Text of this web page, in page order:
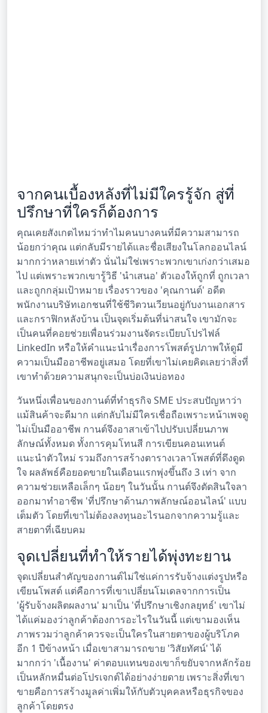
จากคนเบื้องหลังที่ไม่มีใครรู้จัก สู่ที่
ปรึกษาที่ใครก็ต้องการ
คุณเคยสังเกตไหมว่าทำไมคนบางคนที่มีความสามารถ
น้อยกว่าคุณ แต่กลับมีรายได้และชื่อเสียงในโลกออนไลน์
มากกว่าหลายเท่าตัว นั่นไม่ใช่เพราะพวกเขาเก่งกว่าเสมอ
ไป แต่เพราะพวกเขารู้วิธี 'นำเสนอ' ตัวเองให้ถูกที่ ถูกเวลา
และถูกกลุ่มเป้าหมาย เรื่องราวของ 'คุณกานต์' อดีต
พนักงานบริษัทเอกชนที่ใช้ชีวิตวนเวียนอยู่กับงานเอกสาร
และกราฟิกหลังบ้าน เป็นจุดเริ่มต้นที่น่าสนใจ เขามักจะ
เป็นคนที่คอยช่วยเพื่อนร่วมงานจัดระเบียบโปรไฟล์
LinkedIn หรือให้คำแนะนำเรื่องการโพสต์รูปภาพให้ดูมี
ความเป็นมืออาชีพอยู่เสมอ โดยที่เขาไม่เคยคิดเลยว่าสิ่งที่
เขาทำด้วยความสนุกจะเป็นบ่อเงินบ่อทอง
วันหนึ่งเพื่อนของกานต์ที่ทำธุรกิจ SME ประสบปัญหาว่า
แม้สินค้าจะดีมาก แต่กลับไม่มีใครเชื่อถือเพราะหน้าเพจดู
ไม่เป็นมืออาชีพ กานต์จึงอาสาเข้าไปปรับเปลี่ยนภาพ
ลักษณ์ทั้งหมด ทั้งการคุมโทนสี การเขียนคอนเทนต์
แนะนำตัวใหม่ รวมถึงการสร้างตารางเวลาโพสต์ที่ดึงดูด
ใจ ผลลัพธ์คือยอดขายในเดือนแรกพุ่งขึ้นถึง 3 เท่า จาก
ความช่วยเหลือเล็กๆ น้อยๆ ในวันนั้น กานต์จึงตัดสินใจลา
ออกมาทำอาชีพ 'ที่ปรึกษาด้านภาพลักษณ์ออนไลน์' แบบ
เต็มตัว โดยที่เขาไม่ต้องลงทุนอะไรนอกจากความรู้และ
สายตาที่เฉียบคม
จุดเปลี่ยนที่ทำให้รายได้พุ่งทะยาน
จุดเปลี่ยนสำคัญของกานต์ไม่ใช่แค่การรับจ้างแต่งรูปหรือ
เขียนโพสต์ แต่คือการที่เขาเปลี่ยนโมเดลจากการเป็น
'ผู้รับจ้างผลิตผลงาน' มาเป็น 'ที่ปรึกษาเชิงกลยุทธ์' เขาไม่
ได้แค่มองว่าลูกค้าต้องการอะไรในวันนี้ แต่เขามองเห็น
ภาพรวมว่าลูกค้าควรจะเป็นใครในสายตาของผู้บริโภค
อีก 1 ปีข้างหน้า เมื่อเขาสามารถขาย 'วิสัยทัศน์' ได้
มากกว่า 'เนื้องาน' ค่าตอบแทนของเขาก็ขยับจากหลักร้อย
เป็นหลักหมื่นต่อโปรเจกต์ได้อย่างง่ายดาย เพราะสิ่งที่เขา
ขายคือการสร้างมูลค่าเพิ่มให้กับตัวบุคคลหรือธุรกิจของ
ลูกค้าโดยตรง